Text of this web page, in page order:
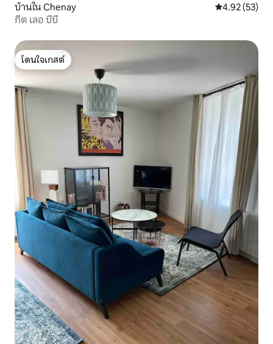
บ้านใน Chenay คะแนนเฉลี่ย
4.92 (53)
กีต เลอ บีบี
โดนใจเกสต์
โดนใจเกสต์